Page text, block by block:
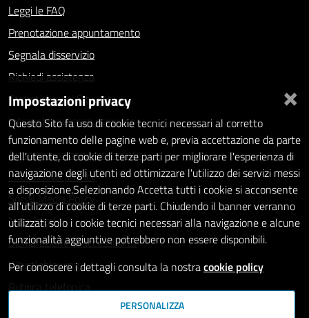
Leggi le FAQ
Prenotazione appuntamento
Segnala disservizio
Richiedi assistenza
Statistiche dei Siti web
Intranet - accesso riservato
Amministrazione trasparente
Informativa privacy
Social Media Policy
Note legali
Dichiarazione di accessibilità
Whistleblowing
Rubrica telefonica
×
Impostazioni privacy
Questo Sito fa uso di cookie tecnici necessari al corretto
funzionamento delle pagine web e, previa accettazione da parte
dell'utente, di cookie di terze parti per migliorare l'esperienza di
navigazione degli utenti ed ottimizzare l'utilizzo dei servizi messi
a disposizione.Selezionando Accetta tutti i cookie si acconsente
all'utilizzo di cookie di terze parti. Chiudendo il banner verranno
utilizzati solo i cookie tecnici necessari alla navigazione e alcune
funzionalità aggiuntive potrebbero non essere disponibili.
Per conoscere i dettagli consulta la nostracookie policy
PERSONALIZZA